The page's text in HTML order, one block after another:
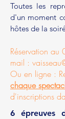
Toutes les
d'un moment
hôtes de la
Réservation au
mail :
Ou en ligne :
chaque
d'inscriptions
6 épreuves